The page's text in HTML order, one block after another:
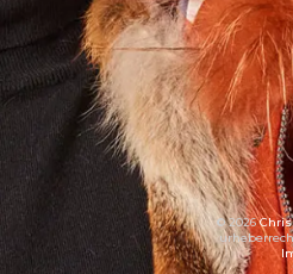
© 2026